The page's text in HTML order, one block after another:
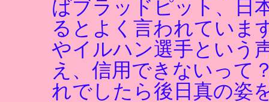
ばブラッドピット、日
るとよく言われていま
やイルハン選手という
え、信用できないって
れでしたら後日真の姿